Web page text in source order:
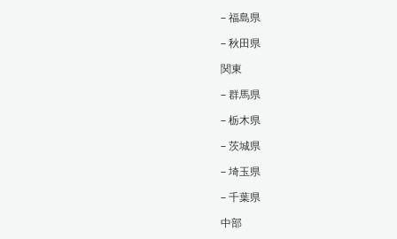
– 福島県
– 秋田県
関東
– 群馬県
– 栃木県
– 茨城県
– 埼玉県
– 千葉県
中部